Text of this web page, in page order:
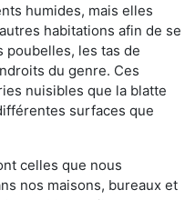
humides, mais elles
habitations afin de se
poubelles, les tas de
du genre. Ces
nuisibles que la blatte
surfaces que
celles que nous
nos maisons, bureaux et